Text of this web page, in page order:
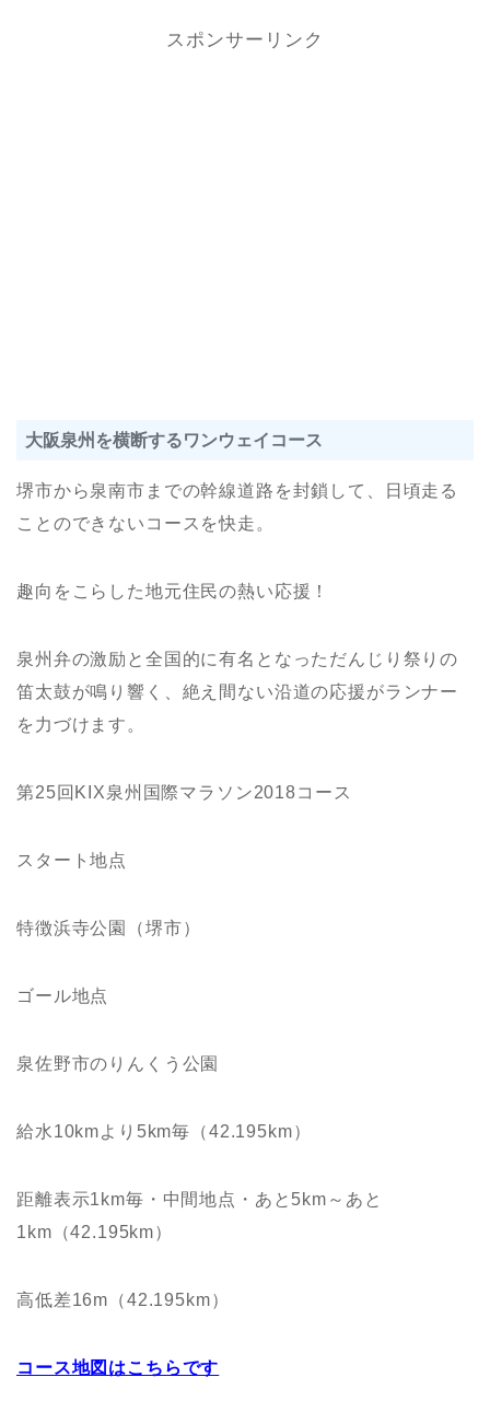
スポンサーリンク
大阪泉州を横断するワンウェイコース
堺市から泉南市までの幹線道路を封鎖して、日頃走る
ことのできないコースを快走。
趣向をこらした地元住民の熱い応援！
泉州弁の激励と全国的に有名となっただんじり祭りの
笛太鼓が鳴り響く、絶え間ない沿道の応援がランナー
を力づけます。
第25回KIX泉州国際マラソン2018コース
スタート地点
特徴浜寺公園（堺市）
ゴール地点
泉佐野市のりんくう公園
給水10kmより5km毎（42.195km）
距離表示1km毎・中間地点・あと5km～あと
1km（42.195km）
高低差16m（42.195km）
コース地図はこちらです